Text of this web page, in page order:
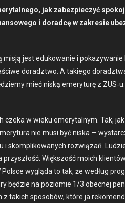
jak zabez­pieczyć
i dorad­cę w zakre­sie
jest edukowanie i
doradzt­wo. A takiego
mieć niską emery­turę z
w wieku emery­tal­nym. Tak,
nie musi być niska —
skom­p­likowanych rozwiązań.
Więk­szość moich
wyglą­da to tak, że według
będzie na poziomie 1/3 obec­nej
takich sposobów, które ja